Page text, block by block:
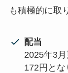
も積極的に取
配当
2025年3
172円と